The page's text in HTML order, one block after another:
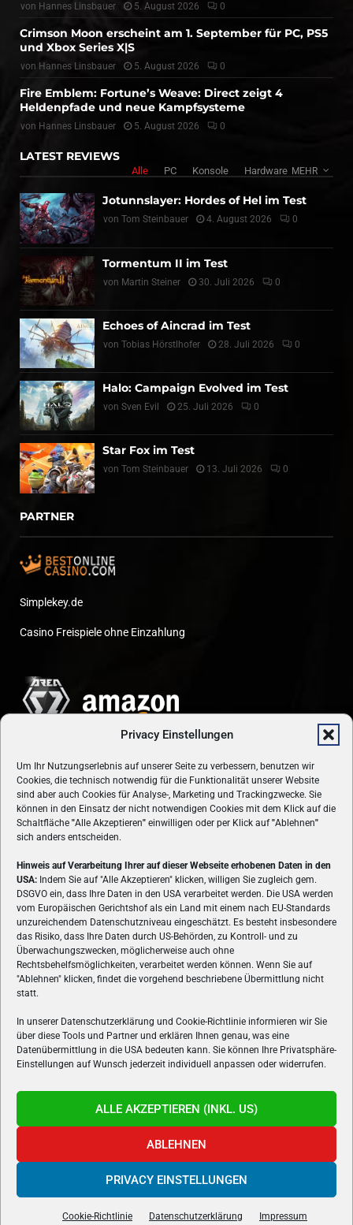
Privacy Einstellungen
Um Ihr Nutzungserlebnis auf unserer Seite zu verbessern, benutzen wir
Cookies, die technisch notwendig für die Funktionalität unserer Website
sind aber auch Cookies für Analyse-, Marketing und Trackingzwecke. Sie
können in den Einsatz der nicht notwendigen Cookies mit dem Klick auf die
Schaltfläche "Alle Akzeptieren" einwilligen oder per Klick auf"Ablehnen"
sich anders entscheiden.
Hinweis auf Verarbeitung Ihrer auf dieser Webseite erhobenen Daten in den
USA: Indem Sie auf "Alle Akzeptieren" klicken, willigen Sie zugleich gem.
DSGVO ein, dass Ihre Daten in den USA verarbeitet werden. Die USA werden
vom Europäischen Gerichtshof als ein Land mit einem nach EU-Standards
unzureichendem Datenschutzniveau eingeschätzt. Es besteht insbesondere
das Risiko, dass Ihre Daten durch US-Behörden, zu Kontroll- und zu
Überwachungszwecken, möglicherweise auch ohne
Rechtsbehelfsmöglichkeiten, verarbeitet werden können. Wenn Sie auf
"Ablehnen" klicken, findet die vorgehend beschriebene Übermittlung nicht
statt.
In unserer Datenschutzerklärung und Cookie-Richtlinie informieren wir Sie
über diese Tools und Partner und erklären Ihnen genau, was eine
Datenübermittlung in die USA bedeuten kann. Sie können Ihre Privatsphäre-
Einstellungen auf Wunsch jederzeit individuell anpassen oder widerrufen.
ALLE AKZEPTIEREN (INKL. US)
ABLEHNEN
PRIVACY EINSTELLUNGEN
Cookie-Richtlinie Datenschutzerklärung Impressum
von Hannes Linsbauer 5. August 2026 0
Crimson Moon erscheint am 1. September für PC, PS5
und Xbox Series X|S
von Hannes Linsbauer 5. August 2026 0
Fire Emblem: Fortune’s Weave: Direct zeigt 4
Heldenpfade und neue Kampfsysteme
von Hannes Linsbauer 5. August 2026 0
LATEST REVIEWS
Alle PC Konsole Hardware MEHR
Jotunnslayer: Hordes of Hel im Test
von Tom Steinbauer 4. August 2026 0
Tormentum II im Test
von Martin Steiner 30. Juli 2026 0
Echoes of Aincrad im Test
von Tobias Hörstlhofer 28. Juli 2026 0
Halo: Campaign Evolved im Test
von Sven Evil 25. Juli 2026 0
Star Fox im Test
von Tom Steinbauer 13. Juli 2026 0
PARTNER
Simplekey.de
Casino Freispiele ohne Einzahlung
ÜBER UNS
VON GAMERN, FÜR GAMER! Gamers.at ist das älteste Online-
Spielemagazin Österreichs und bringt täglich aktuelle News,
Reviews und Videos zu PC- und Konsolenspielen, Gaming-
Hardware und aus der Welt des e-Sport's.
FOLGE UNS
Gamers.at v6 © 1999-2024 All Rights Reserved -Kontakt|Impressum|
Datenschutzerklärung
- Developed by